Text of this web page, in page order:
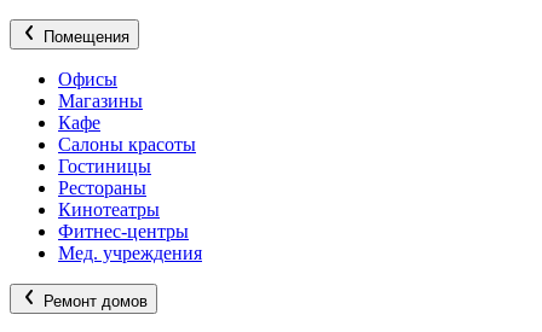
Помещения
Офисы
Магазины
Кафе
Салоны красоты
Гостиницы
Рестораны
Кинотеатры
Фитнес-центры
Мед. учреждения
Ремонт домов